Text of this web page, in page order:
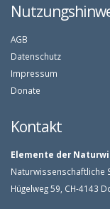
AGB
Datenschutz
Impressum
Donate
Kontakt
Elemente der
Naturwissenschaftliche
Hügelweg 59, CH-4143